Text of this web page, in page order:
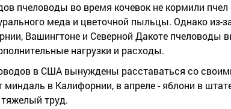
пчеловоды во время кочевок не кормили
меда и цветочной пыльцы. Однако из-
Вашингтоне и Северной Дакоте пчеловоды
нагрузки и расходы.
в США вынуждены расставаться со
в Калифорнии, в апреле - яблони в
труд.